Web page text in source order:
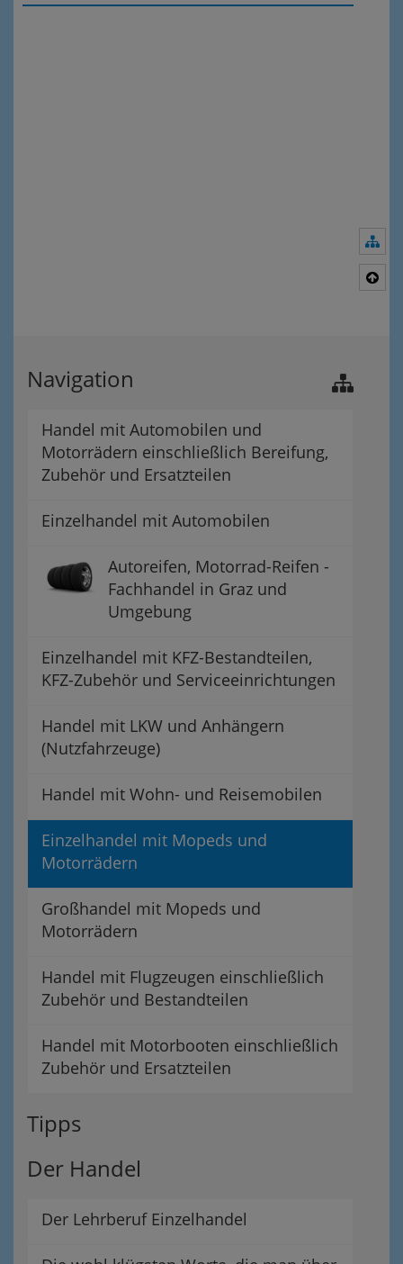
Navigation
Handel mit Automobilen und
Motorrädern einschließlich Bereifung,
Zubehör und Ersatzteilen
Einzelhandel mit Automobilen
Autoreifen, Motorrad-Reifen -
Fachhandel in Graz und
Umgebung
Einzelhandel mit KFZ-Bestandteilen,
KFZ-Zubehör und Serviceeinrichtungen
Handel mit LKW und Anhängern
(Nutzfahrzeuge)
Handel mit Wohn- und Reisemobilen
Einzelhandel mit Mopeds und
Motorrädern
Großhandel mit Mopeds und
Motorrädern
Handel mit Flugzeugen einschließlich
Zubehör und Bestandteilen
Handel mit Motorbooten einschließlich
Zubehör und Ersatzteilen
Tipps
Der Handel
Der Lehrberuf Einzelhandel